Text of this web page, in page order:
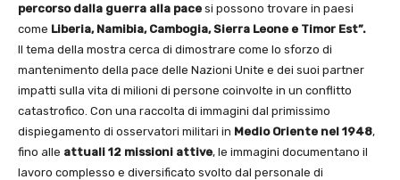
percorso dalla guerra alla pace si possono trovare in paesi
come Liberia, Namibia, Cambogia, Sierra Leone e Timor Est”.
Il tema della mostra cerca di dimostrare come lo sforzo di
mantenimento della pace delle Nazioni Unite e dei suoi partner
impatti sulla vita di milioni di persone coinvolte in un conflitto
catastrofico. Con una raccolta di immagini dal primissimo
dispiegamento di osservatori militari in Medio Oriente nel 1948,
fino alle attuali 12 missioni attive, le immagini documentano il
lavoro complesso e diversificato svolto dal personale di